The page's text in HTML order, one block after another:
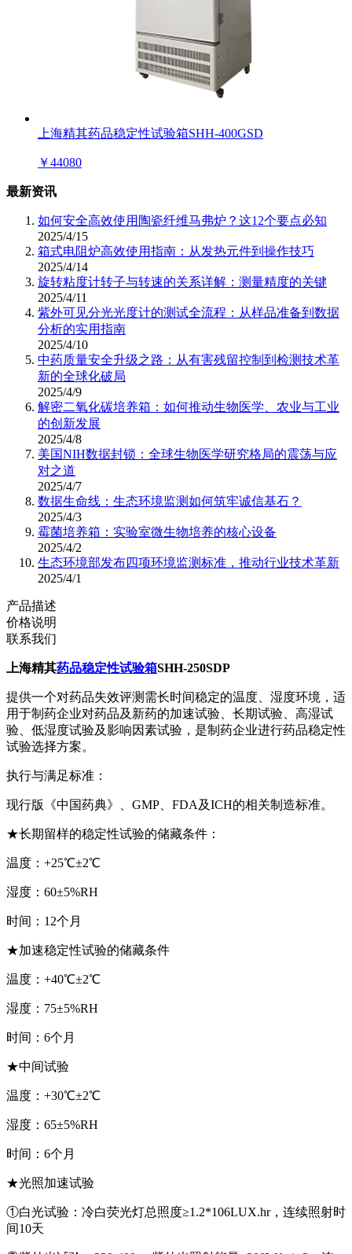
上海精其药品稳定性试验箱SHH-400GSD
￥44080
最新资讯
如何安全高效使用陶瓷纤维马弗炉？这12个要点必知
2025/4/15
箱式电阻炉高效使用指南：从发热元件到操作技巧
2025/4/14
旋转粘度计转子与转速的关系详解：测量精度的关键
2025/4/11
紫外可见分光光度计的测试全流程：从样品准备到数据
分析的实用指南
2025/4/10
中药质量安全升级之路：从有害残留控制到检测技术革
新的全球化破局
2025/4/9
解密二氧化碳培养箱：如何推动生物医学、农业与工业
的创新发展
2025/4/8
美国NIH数据封锁：全球生物医学研究格局的震荡与应
对之道
2025/4/7
数据生命线：生态环境监测如何筑牢诚信基石？
2025/4/3
霉菌培养箱：实验室微生物培养的核心设备
2025/4/2
生态环境部发布四项环境监测标准，推动行业技术革新
2025/4/1
产品描述
价格说明
联系我们
上海精其药品稳定性试验箱SHH-250SDP
提供一个对药品失效评测需长时间稳定的温度、湿度环境，适
用于制药企业对药品及新药的加速试验、长期试验、高湿试
验、低湿度试验及影响因素试验，是制药企业进行药品稳定性
试验选择方案。
执行与满足标准：
现行版《中国药典》、GMP、FDA及ICH的相关制造标准。
★长期留样的稳定性试验的储藏条件：
温度：+25℃±2℃
湿度：60±5%RH
时间：12个月
★加速稳定性试验的储藏条件
温度：+40℃±2℃
湿度：75±5%RH
时间：6个月
★中间试验
温度：+30℃±2℃
湿度：65±5%RH
时间：6个月
★光照加速试验
①白光试验：冷白荧光灯总照度≥1.2*106LUX.hr，连续照射时
间10天